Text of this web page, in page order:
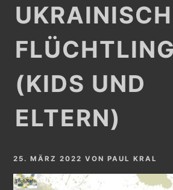
(KIDS UND
ELTERN)
25. MÄRZ 2022 VONPAUL KRAL